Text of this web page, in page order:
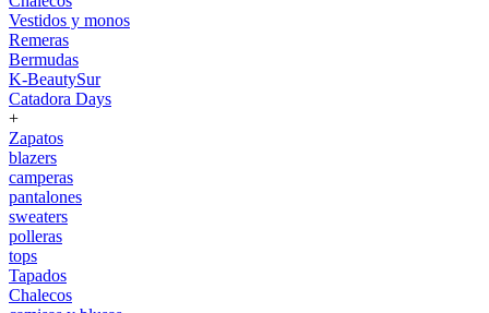
Vestidos y monos
Remeras
Bermudas
K-BeautySur
Catadora Days
+
Zapatos
blazers
camperas
pantalones
sweaters
polleras
tops
Tapados
Chalecos